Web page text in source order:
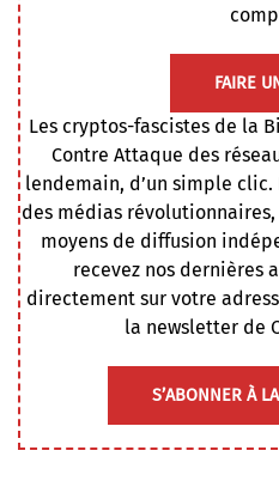
FAIRE
Les cryptos-fascistes de la
Contre Attaque des
lendemain, d’un simple
des médias
moyens de diffusion
recevez nos dernières
directement sur votre
la newsletter de
S’ABONNER À